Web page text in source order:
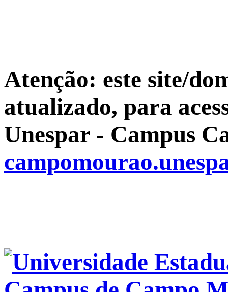
Atenção: este site/
atualizado, para
Unespar - Campus